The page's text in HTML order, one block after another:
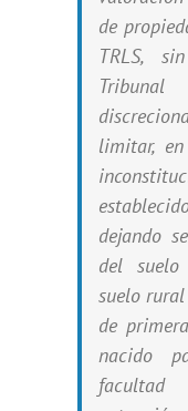
de
TRLS,
limitar,
dejando
del
suelo
de
nacido